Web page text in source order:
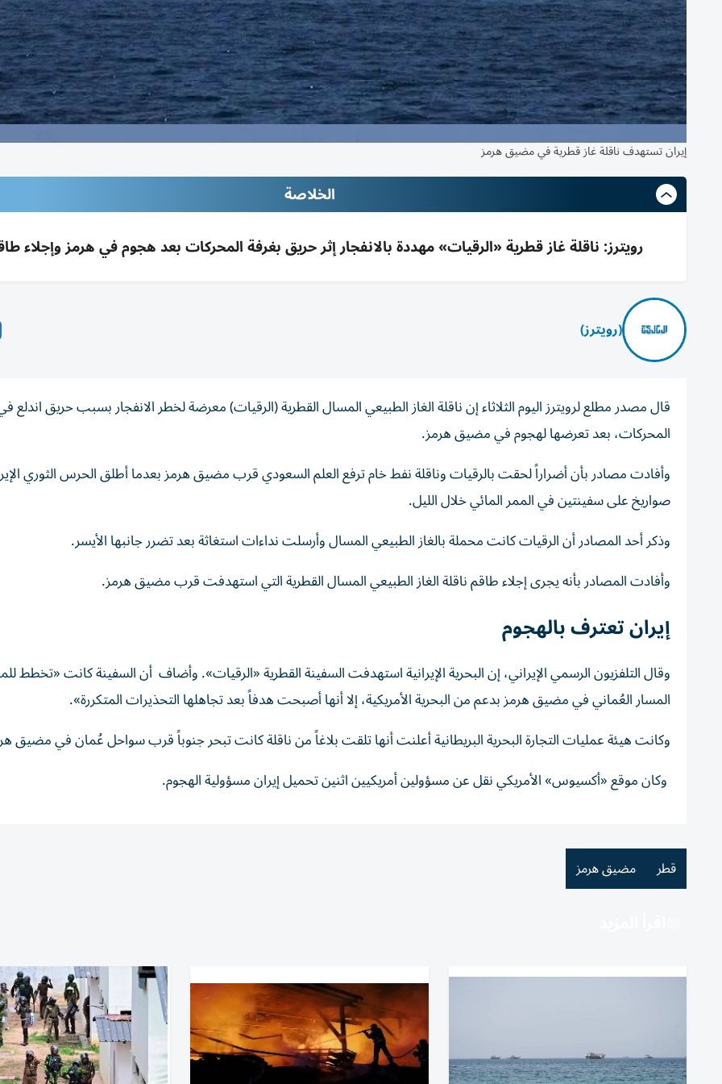
إيران تستهدف ناقلة غاز قطرية في مضيق هرمز
الخلاصة
رويترز: ناقلة غاز قطرية «الرقيات» مهددة بالانفجار إثر حريق بغرفة المحركات بعد هجوم في هرمز وإجلاء
(رويترز)
قال ‌مصدر مطلع لرويترز اليوم الثلاثاء ⁠إن ناقلة ‌الغاز الطبيعي ‌المسال القطرية (الرقيات) معرضة لخطر الانفجار بسبب ‌حريق اندلع
المحركات، بعد تعرضها لهجوم في مضيق هرمز.
وأفادت مصادر بأن أضراراً لحقت بالرقيات وناقلة نفط خام ترفع العلم السعودي قرب مضيق ‌هرمز بعدما أطلق الحرس الثوري
صواريخ على سفينتين في الممر المائي خلال الليل.
وذكر ‌أحد ‌المصادر أن الرقيات كانت محملة بالغاز ‌الطبيعي المسال وأرسلت ‌نداءات ⁠استغاثة بعد ‌تضرر جانبها الأيسر.
وأفادت المصادر بأنه يجرى إجلاء طاقم ناقلة الغاز الطبيعي المسال القطرية التي استهدفت قرب مضيق هرمز.
إيران تعترف بالهجوم
وقال التلفزيون الرسمي الإيراني، إن البحرية الإيرانية استهدفت السفينة القطرية «الرقيات». وأضاف أن السفينة كانت «تخطط
المسار العُماني في مضيق هرمز بدعم من البحرية الأمريكية، إلا أنها أصبحت هدفاً بعد تجاهلها التحذيرات المتكررة».
وكانت هيئة عمليات التجارة البحرية البريطانية أعلنت أنها تلقت بلاغاً من ناقلة كانت تبحر جنوباً قرب سواحل عُمان في مضيق
وكان موقع «أكسيوس» الأمريكي نقل عن مسؤولين أمريكيين اثنين تحميل إيران مسؤولية الهجوم.
قطر مضيق هرمز